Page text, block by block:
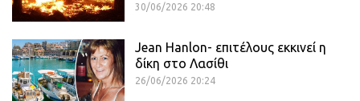
30/06/2026 20:48
Jean Hanlon- επιτέλους εκκινεί η
δίκη στο Λασίθι
26/06/2026 20:24